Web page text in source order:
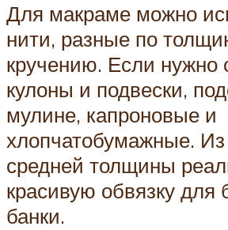
Для макраме можно
нити, разные по
кручению. Если нужно
кулоны и подвески,
мулине, капроновые и
хлопчатобумажные. Из
средней толщины
красивую обвязку для
банки.